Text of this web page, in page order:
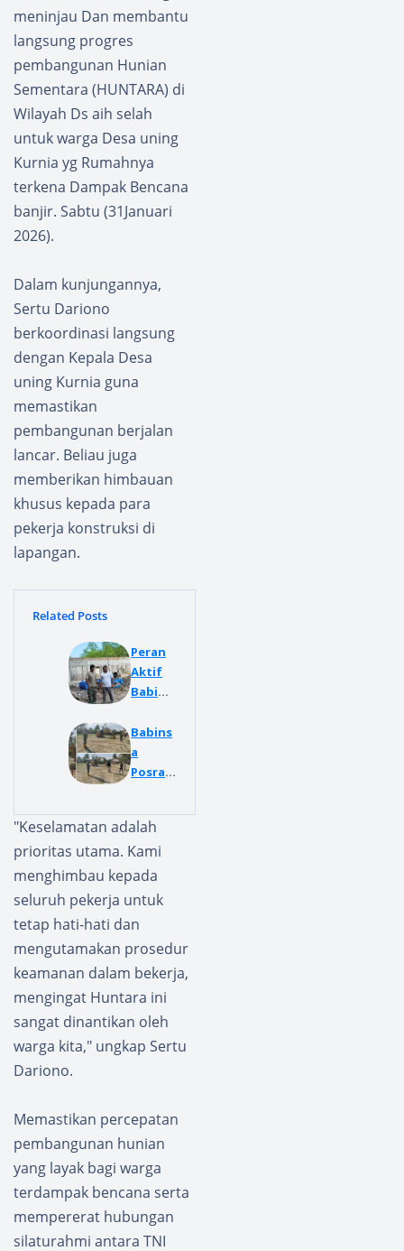
meninjau Dan membantu
langsung progres
pembangunan Hunian
Sementara (HUNTARA) di
Wilayah Ds aih selah
untuk warga Desa uning
Kurnia yg Rumahnya
terkena Dampak Bencana
banjir. Sabtu (31Januari
2026).
​Dalam kunjungannya,
Sertu Dariono
berkoordinasi langsung
dengan Kepala Desa
uning Kurnia guna
memastikan
pembangunan berjalan
lancar. Beliau juga
memberikan himbauan
khusus kepada para
pekerja konstruksi di
lapangan.
Related Posts
Peran
Aktif
Babins
Korami
l
09/Siro
nguna
n
Kopdes
Putih
di
Bawoz
amaiw
n
Lancar
Babins
a
Posram
Kuta
Cane
Aceh
Tengg
Hadiri
Pemba
nguna
n
Kopera
Merah
Putih
​"Keselamatan adalah
prioritas utama. Kami
menghimbau kepada
seluruh pekerja untuk
tetap hati-hati dan
mengutamakan prosedur
keamanan dalam bekerja,
mengingat Huntara ini
sangat dinantikan oleh
warga kita," ungkap Sertu
Dariono.
​Memastikan percepatan
pembangunan hunian
yang layak bagi warga
terdampak bencana serta
mempererat hubungan
silaturahmi antara TNI